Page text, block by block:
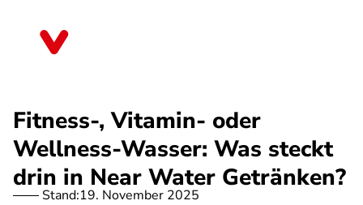
Fitness-, Vitamin- oder
Wellness-Wasser: Was steckt
drin in Near Water Getränken?
Stand:19. November 2025